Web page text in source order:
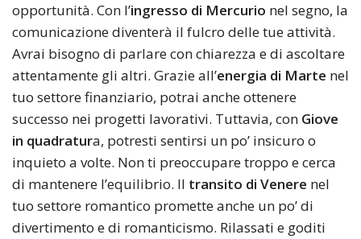
opportunità. Con l’ingresso di Mercurio nel segno, la
comunicazione diventerà il fulcro delle tue attività.
Avrai bisogno di parlare con chiarezza e di ascoltare
attentamente gli altri. Grazie all’energia di Marte nel
tuo settore finanziario, potrai anche ottenere
successo nei progetti lavorativi. Tuttavia, con Giove
in quadratura, potresti sentirsi un po’ insicuro o
inquieto a volte. Non ti preoccupare troppo e cerca
di mantenere l’equilibrio. Il transito di Venere nel
tuo settore romantico promette anche un po’ di
divertimento e di romanticismo. Rilassati e goditi